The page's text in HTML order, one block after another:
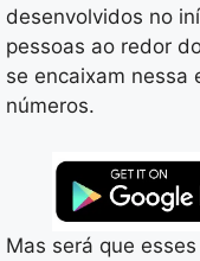
desenvolvidos no
pessoas ao redor
se encaixam nessa
números.
Mas será que